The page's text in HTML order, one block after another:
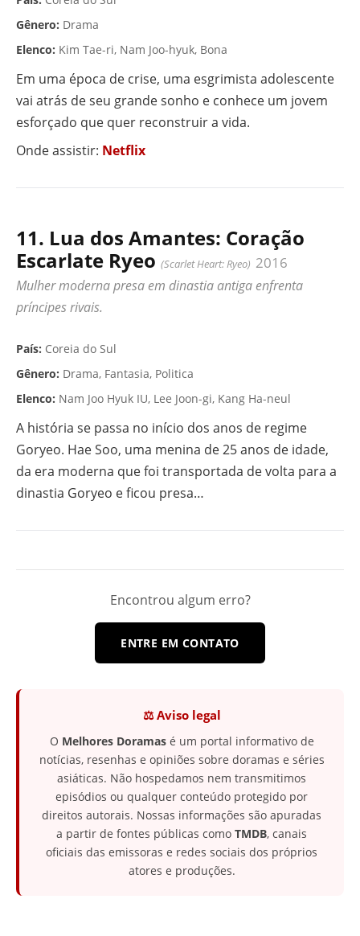
Gênero: Drama
Elenco: Kim Tae-ri, Nam Joo-hyuk, Bona
Em uma época de crise, uma esgrimista adolescente
vai atrás de seu grande sonho e conhece um jovem
esforçado que quer reconstruir a vida.
Onde assistir: Netflix
11. Lua dos Amantes: Coração
Escarlate Ryeo (Scarlet Heart: Ryeo) 2016
Mulher moderna presa em dinastia antiga enfrenta
príncipes rivais.
País: Coreia do Sul
Gênero: Drama, Fantasia, Politica
Elenco: Nam Joo Hyuk IU, Lee Joon-gi, Kang Ha-neul
A história se passa no início dos anos de regime
Goryeo. Hae Soo, uma menina de 25 anos de idade,
da era moderna que foi transportada de volta para a
dinastia Goryeo e ficou presa…
Encontrou algum erro?
ENTRE EM CONTATO
⚖️ Aviso legal
O Melhores Doramasé um portal informativo de
notícias, resenhas e opiniões sobre doramas e séries
asiáticas. Não hospedamos nem transmitimos
episódios ou qualquer conteúdo protegido por
direitos autorais. Nossas informações são apuradas
a partir de fontes públicas como TMDB, canais
oficiais das emissoras e redes sociais dos próprios
atores e produções.